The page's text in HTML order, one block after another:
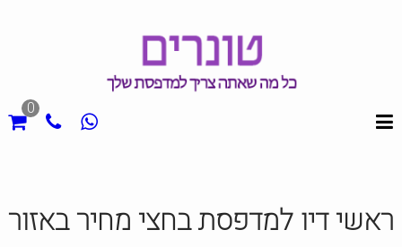
0
ראשי דיו למדפסת בחצי מחיר באזור